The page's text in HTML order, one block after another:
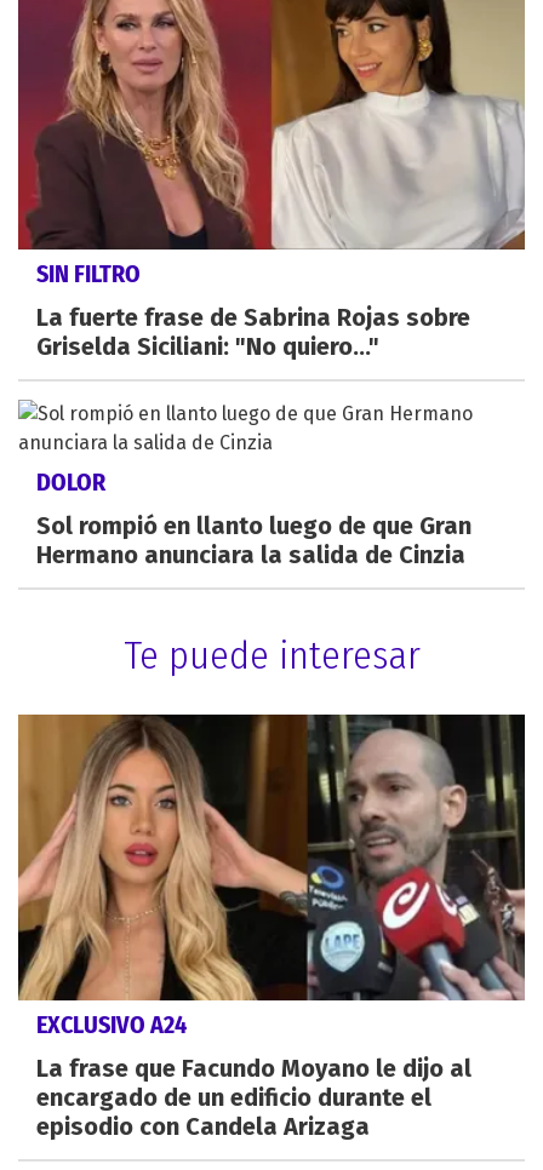
SIN FILTRO
La fuerte frase de Sabrina Rojas sobre
Griselda Siciliani: "No quiero..."
DOLOR
Sol rompió en llanto luego de que Gran
Hermano anunciara la salida de Cinzia
Te puede interesar
EXCLUSIVO A24
La frase que Facundo Moyano le dijo al
encargado de un edificio durante el
episodio con Candela Arizaga